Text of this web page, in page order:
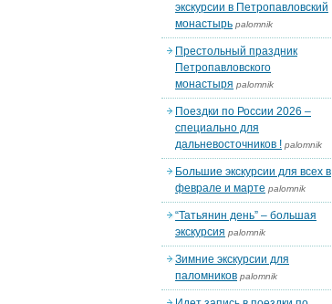
экскурсии в Петропавловский
монастырь palomnik
Престольный праздник
Петропавловского
монастыря palomnik
Поездки по России 2026 –
специально для
дальневосточников ! palomnik
Большие экскурсии для всех в
феврале и марте palomnik
“Татьянин день” – большая
экскурсия palomnik
Зимние экскурсии для
паломников palomnik